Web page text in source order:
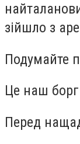
зійшло з
Подумайте
Це наш
Перед